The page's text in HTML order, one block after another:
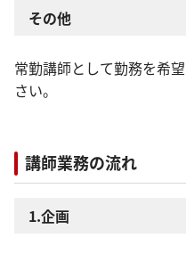
その他
常勤講師として勤務を希望
さい。
講師業務の流れ
1.企画